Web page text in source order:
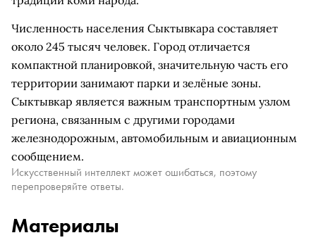
Численность населения Сыктывкара составляет
около 245 тысяч человек. Город отличается
компактной планировкой, значительную часть его
территории занимают парки и зелёные зоны.
Сыктывкар является важным транспортным узлом
региона, связанным с другими городами
железнодорожным, автомобильным и авиационным
сообщением.
Искусственный интеллект может ошибаться, поэтому
перепроверяйте ответы.
Материалы